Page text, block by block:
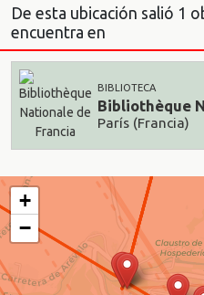
De esta ubicación salió 1
encuentra en
BIBLIOTECA
Bibliothèque
París (Francia)
+
−